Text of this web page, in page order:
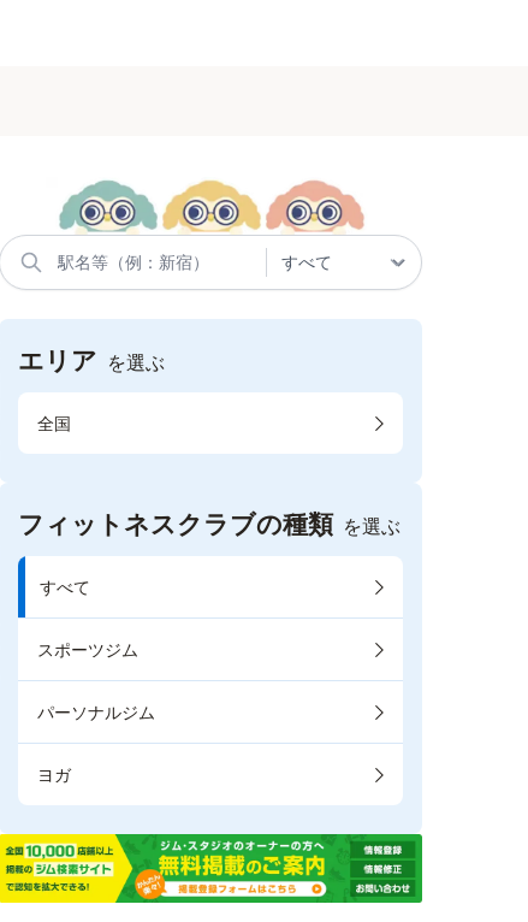
エリア を選ぶ
全国
フィットネスクラブの種類 を選ぶ
すべて
スポーツジム
パーソナルジム
ヨガ